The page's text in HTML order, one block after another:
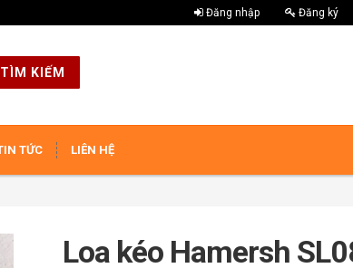
Đăng nhập Đăng ký
TÌM KIẾM
TỨC LIÊN HỆ
Loa kéo Hamersh